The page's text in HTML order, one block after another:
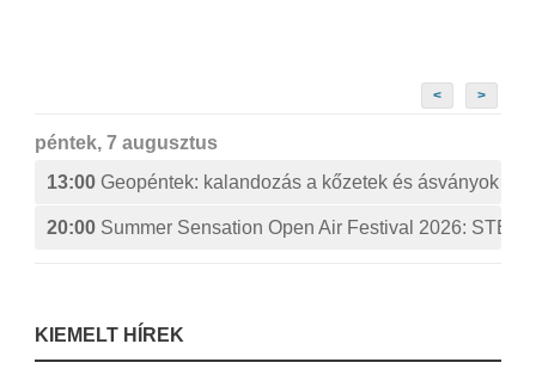
< >
péntek, 7 augusztus
13:00 Geopéntek: kalandozás a kőzetek és ásványok
20:00 Summer Sensation Open Air Festival 2026:
KIEMELT HÍREK